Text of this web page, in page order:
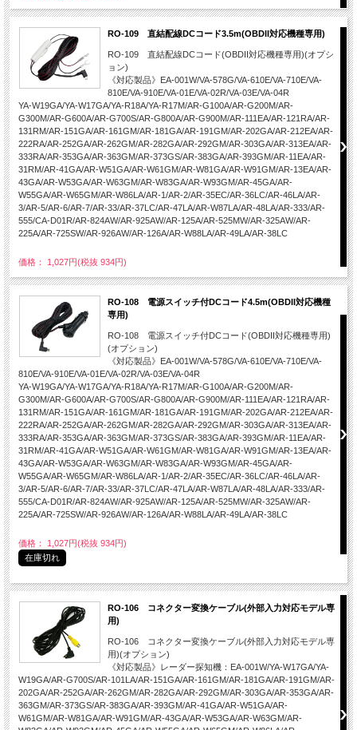
RO-109 直結配線DCコード3.5m(OBDII対応機種専用)
RO-109 直結配線DCコード(OBDII対応機種専用)(オプシ
ョン)
《対応製品》EA-001W/VA-578G/VA-610E/VA-710E/VA-
810E/VA-910E/VA-01E/VA-02R/VA-03E/VA-04R
YA-W19GA/YA-W17GA/YA-R18A/YA-R17M/AR-G100A/AR-G200M/AR-
G300M/AR-G600A/AR-G700S/AR-G800A/AR-G900M/AR-111EA/AR-121RA/AR-
131RM/AR-151GA/AR-161GM/AR-181GA/AR-191GM/AR-202GA/AR-212EA/AR-
222RA/AR-252GA/AR-262GM/AR-282GA/AR-292GM/AR-303GA/AR-313EA/AR-
333RA/AR-353GA/AR-363GM/AR-373GS/AR-383GA/AR-393GM/AR-11EA/AR-
31RM/AR-41GA/AR-W51GA/AR-W61GM/AR-W81GA/AR-W91GM/AR-13EA/AR-
43GA/AR-W53GA/AR-W63GM/AR-W83GA/AR-W93GM/AR-45GA/AR-
W55GA/AR-W65GM/AR-W86LA/AR-1/AR-2/AR-35EC/AR-36LC/AR-46LA/AR-
3/AR-5/AR-6/AR-7/AR-33/AR-37LC/AR-47LA/AR-W87LA/AR-48LA/AR-333/AR-
555/CA-D01R/AR-824AW/AR-925AW/AR-125A/AR-525MW/AR-325AW/AR-
225A/AR-725SW/AR-926AW/AR-126A/AR-W88LA/AR-49LA/AR-38LC
価格： 1,027円(税抜 934円)
RO-108 電源スイッチ付DCコード4.5m(OBDII対応機種
専用)
RO-108 電源スイッチ付DCコード(OBDII対応機種専用)
(オプション)
《対応製品》EA-001W/VA-578G/VA-610E/VA-710E/VA-
810E/VA-910E/VA-01E/VA-02R/VA-03E/VA-04R
YA-W19GA/YA-W17GA/YA-R18A/YA-R17M/AR-G100A/AR-G200M/AR-
G300M/AR-G600A/AR-G700S/AR-G800A/AR-G900M/AR-111EA/AR-121RA/AR-
131RM/AR-151GA/AR-161GM/AR-181GA/AR-191GM/AR-202GA/AR-212EA/AR-
222RA/AR-252GA/AR-262GM/AR-282GA/AR-292GM/AR-303GA/AR-313EA/AR-
333RA/AR-353GA/AR-363GM/AR-373GS/AR-383GA/AR-393GM/AR-11EA/AR-
31RM/AR-41GA/AR-W51GA/AR-W61GM/AR-W81GA/AR-W91GM/AR-13EA/AR-
43GA/AR-W53GA/AR-W63GM/AR-W83GA/AR-W93GM/AR-45GA/AR-
W55GA/AR-W65GM/AR-W86LA/AR-1/AR-2/AR-35EC/AR-36LC/AR-46LA/AR-
3/AR-5/AR-6/AR-7/AR-33/AR-37LC/AR-47LA/AR-W87LA/AR-48LA/AR-333/AR-
555/CA-D01R/AR-824AW/AR-925AW/AR-125A/AR-525MW/AR-325AW/AR-
225A/AR-725SW/AR-926AW/AR-126A/AR-W88LA/AR-49LA/AR-38LC
価格： 1,027円(税抜 934円)
在庫切れ
RO-106 コネクター変換ケーブル(外部入力対応モデル専
用)
RO-106 コネクター変換ケーブル(外部入力対応モデル専
用)(オプション)
《対応製品》レーダー探知機：EA-001W/YA-W17GA/YA-
W19GA/AR-G700S/AR-101LA/AR-151GA/AR-161GM/AR-181GA/AR-191GM/AR-
202GA/AR-252GA/AR-262GM/AR-282GA/AR-292GM/AR-303GA/AR-353GA/AR-
363GM/AR-373GS/AR-383GA/AR-393GM/AR-41GA/AR-W51GA/AR-
W61GM/AR-W81GA/AR-W91GM/AR-43GA/AR-W53GA/AR-W63GM/AR-